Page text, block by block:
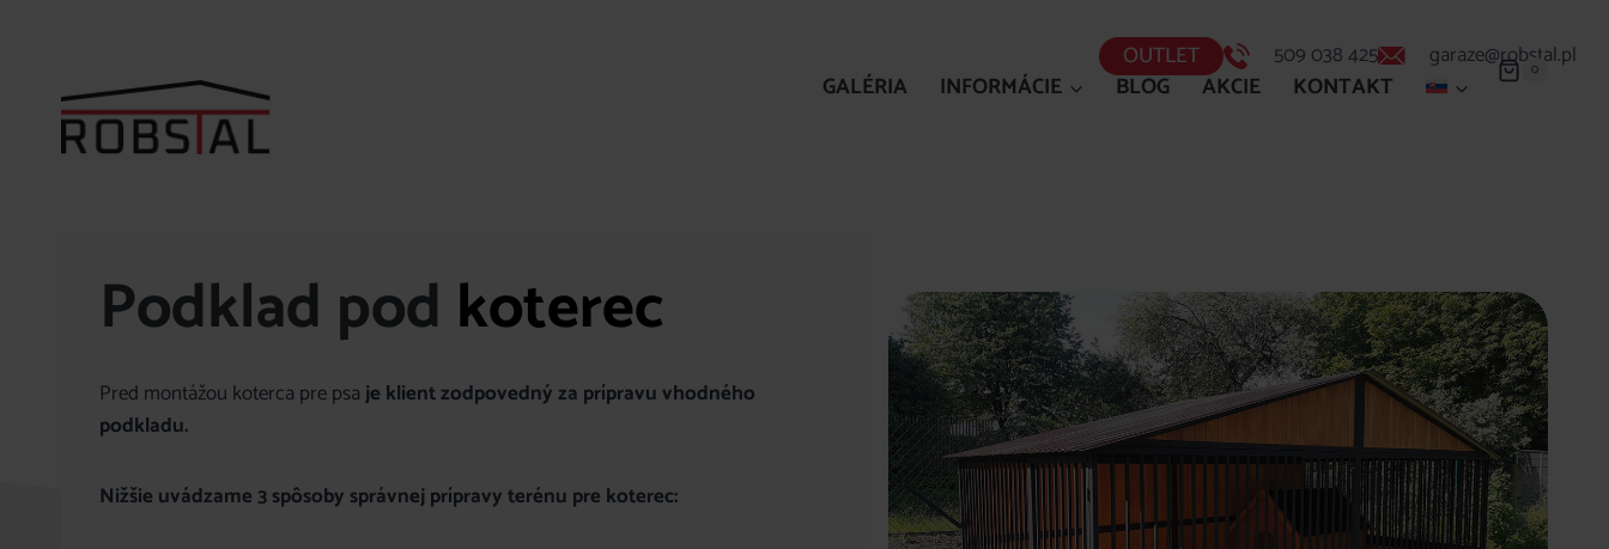
OUTLET 509 038 425 garaze@robstal.pl
GALÉRIA INFORMÁCIE BLOG AKCIE KONTAKT 0
Podklad pod koterec
Pred montážou koterca pre psaje klient zodpovedný za prípravu vhodného
podkladu.
Nižšie uvádzame 3 spôsoby správnej prípravy terénu pre koterec: